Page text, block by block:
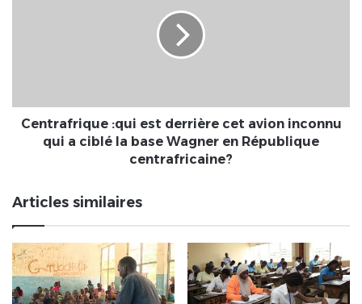
ciblé
République
centrafricaine?
Centrafrique :qui est derrière cet avion inconnu
qui a ciblé la base Wagner en République
centrafricaine?
Articles similaires